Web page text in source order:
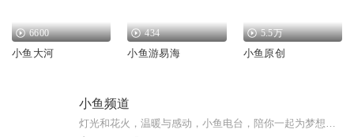
6600
小鱼大河
434
小鱼游易海
5.5万
小鱼原创
小鱼频道